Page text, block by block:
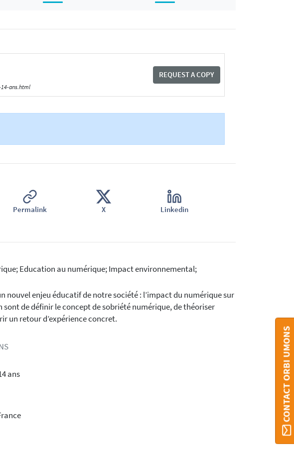
ans.html
REQUEST A COPY
Permalink X Linkedin
Education au numérique; Impact environnemental;
nouvel enjeu éducatif de notre société : l’impact du numérique sur
de définir le concept de sobriété numérique, de théoriser
un retour d’expérience concret.
ans
CONTACT ORBI UMONS